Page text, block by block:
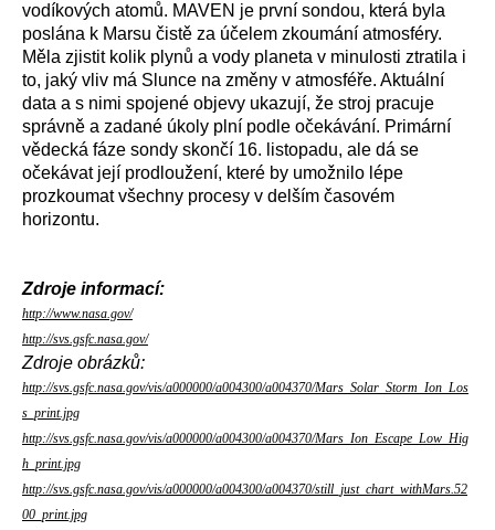
vodíkových atomů. MAVEN je první sondou, která byla
poslána k Marsu čistě za účelem zkoumání atmosféry.
Měla zjistit kolik plynů a vody planeta v minulosti ztratila i
to, jaký vliv má Slunce na změny v atmosféře. Aktuální
data a s nimi spojené objevy ukazují, že stroj pracuje
správně a zadané úkoly plní podle očekávání. Primární
vědecká fáze sondy skončí 16. listopadu, ale dá se
očekávat její prodloužení, které by umožnilo lépe
prozkoumat všechny procesy v delším časovém
horizontu.
Zdroje informací:
http://www.nasa.gov/
http://svs.gsfc.nasa.gov/
Zdroje obrázků:
http://svs.gsfc.nasa.gov/vis/a000000/a004300/a004370/Mars_Solar_Storm_Ion_Los
s_print.jpg
http://svs.gsfc.nasa.gov/vis/a000000/a004300/a004370/Mars_Ion_Escape_Low_Hig
h_print.jpg
http://svs.gsfc.nasa.gov/vis/a000000/a004300/a004370/still_just_chart_withMars.52
00_print.jpg